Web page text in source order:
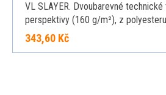
VL SLAYER. Dvoubarevné
perspektivy (160 g/m²), z
343,60 Kč